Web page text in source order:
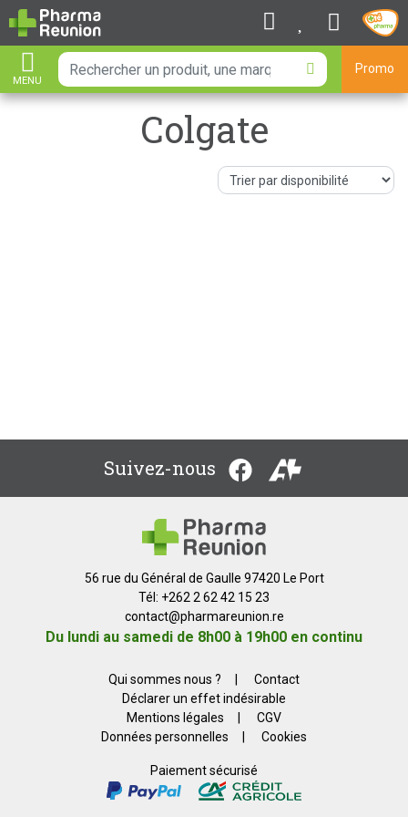
MENU
AFFICHER LA NAVIGATION
Promo
Colgate
Suivez-nous
56 rue du Général de Gaulle 97420 Le Port
Tél: +262 2 62 42 15 23
contact@pharmareunion.re
Du lundi au samedi de 8h00 à 19h00 en continu
Qui sommes nous ?
Contact
Déclarer un effet indésirable
Mentions légales
CGV
Données personnelles
Cookies
Paiement sécurisé